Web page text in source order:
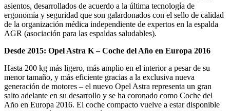
asientos, desarrollados de acuerdo a la última tecnología de
ergonomía y seguridad que son galardonados con el sello de calidad
de la organización médica independiente de expertos en la espalda
AGR (asociación para las espaldas saludables).
Desde 2015: Opel Astra K – Coche del Año en Europa 2016
Hasta 200 kg más ligero, más amplio en el interior a pesar de su
menor tamaño, y más eficiente gracias a la exclusiva nueva
generación de motores – el nuevo Opel Astra representa un gran
salto adelante en su desarrollo y se ha coronado como Coche del
Año en Europa 2016. El coche compacto vuelve a estar disponible